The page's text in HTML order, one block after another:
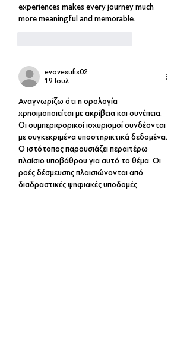
experiences makes every journey much
more meaningful and memorable.
evovexufix02
19 Ιουλ
Αναγνωρίζω ότι η ορολογία
χρησιμοποιείται με ακρίβεια και συνέπεια.
Οι συμπεριφορικοί ισχυρισμοί συνδέονται
με συγκεκριμένα υποστηρικτικά δεδομένα.
Ο ιστότοπος παρουσιάζει περαιτέρω
πλαίσιο υποβάθρου για αυτό το θέμα. Οι
ροές δέσμευσης πλαισιώνονται από
διαδραστικές ψηφιακές υποδομές.